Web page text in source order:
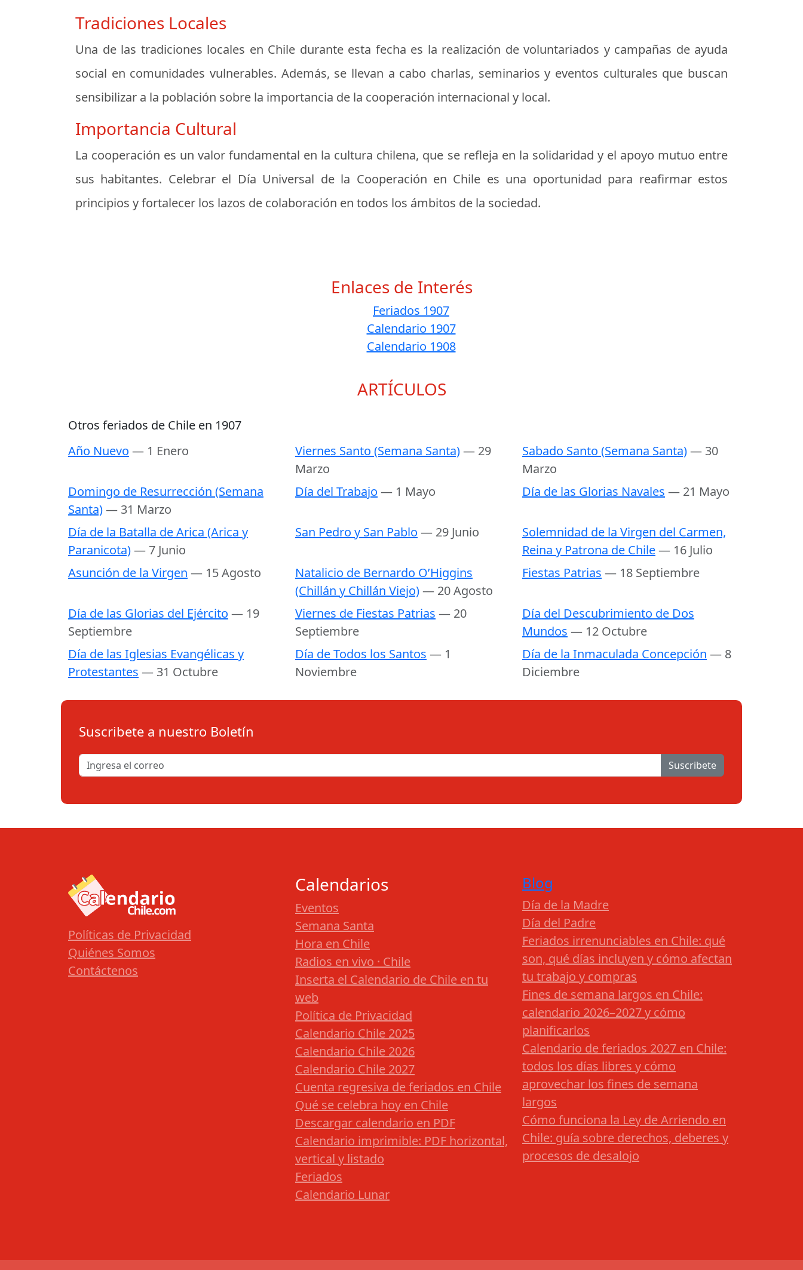
Tradiciones Locales
Una de las tradiciones locales en Chile durante esta fecha es la realización de voluntariados y campañas de ayuda
social en comunidades vulnerables. Además, se llevan a cabo charlas, seminarios y eventos culturales que buscan
sensibilizar a la población sobre la importancia de la cooperación internacional y local.
Importancia Cultural
La cooperación es un valor fundamental en la cultura chilena, que se refleja en la solidaridad y el apoyo mutuo entre
sus habitantes. Celebrar el Día Universal de la Cooperación en Chile es una oportunidad para reafirmar estos
principios y fortalecer los lazos de colaboración en todos los ámbitos de la sociedad.
Enlaces de Interés
Feriados 1907
Calendario 1907
Calendario 1908
ARTÍCULOS
Otros feriados de Chile en 1907
Año Nuevo — 1 Enero Viernes Santo (Semana Santa)— 29
Marzo
Sabado Santo (Semana Santa)— 30
Marzo
Domingo de Resurrección (Semana
Santa)— 31 Marzo
Día del Trabajo — 1 Mayo Día de las Glorias Navales — 21 Mayo
Día de la Batalla de Arica (Arica y
Paranicota)— 7 Junio
San Pedro y San Pablo — 29 Junio
Solemnidad de la Virgen del Carmen,
Reina y Patrona de Chile— 16 Julio
Asunción de la Virgen — 15 Agosto
Natalicio de Bernardo O’Higgins
(Chillán y Chillán Viejo)— 20 Agosto
Fiestas Patrias — 18 Septiembre
Día de las Glorias del Ejército — 19
Septiembre
Viernes de Fiestas Patrias — 20
Septiembre
Día del Descubrimiento de Dos
Mundos — 12 Octubre
Día de las Iglesias Evangélicas y
Protestantes — 31 Octubre
Día de Todos los Santos — 1
Noviembre
Día de la Inmaculada Concepción — 8
Diciembre
Suscribete a nuestro Boletín
Suscribete
Políticas de Privacidad
Quiénes Somos
Contáctenos
Calendarios
Eventos
Semana Santa
Hora en Chile
Radios en vivo · Chile
Inserta el Calendario de Chile en tu
web
Política de Privacidad
Calendario Chile 2025
Calendario Chile 2026
Calendario Chile 2027
Cuenta regresiva de feriados en Chile
Qué se celebra hoy en Chile
Descargar calendario en PDF
Calendario imprimible: PDF horizontal,
vertical y listado
Feriados
Calendario Lunar
Blog
Día de la Madre
Día del Padre
Feriados irrenunciables en Chile: qué
son, qué días incluyen y cómo afectan
tu trabajo y compras
Fines de semana largos en Chile:
calendario 2026–2027 y cómo
planificarlos
Calendario de feriados 2027 en Chile:
todos los días libres y cómo
aprovechar los fines de semana
largos
Cómo funciona la Ley de Arriendo en
Chile: guía sobre derechos, deberes y
procesos de desalojo